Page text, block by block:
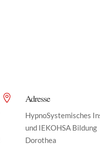
 Adresse
HypnoSystemisches
und IEKOHSA Bildung
Dorothea